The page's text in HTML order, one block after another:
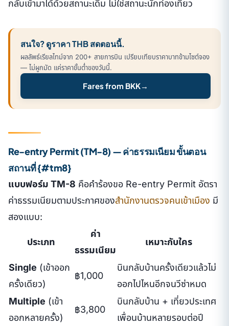
กลับเข้ามาได้ด้วยสถานะเดิม ไม่ใช่สถานะนักท่องเที่ยว
สนใจ? ดูราคา THB สดตอนนี้.
ผลลัพธ์เรียลไทม์จาก 200+ สายการบิน เปรียบเทียบราคาบาทข้ามไซต์จอง
— ไม่ผูกมัด แค่ราคาขั้นต่ำของวันนี้.
Fares from BKK→
Re-entry Permit (TM-8) — ค่าธรรมเนียม ขั้นตอน
สถานที่ {#tm8}
แบบฟอร์ม TM-8 คือคำร้องขอ Re-entry Permit อัตรา
ค่าธรรมเนียมตามประกาศของสำนักงานตรวจคนเข้าเมือง มี
สองแบบ:
ประเภท
ค่า
ธรรมเนียม
เหมาะกับใคร
Single (เข้าออก
ครั้งเดียว)
฿1,000
บินกลับบ้านครั้งเดียวแล้วไม่
ออกไปไหนอีกจนวีซ่าหมด
Multiple (เข้า
ออกหลายครั้ง)
฿3,800
บินกลับบ้าน + เที่ยวประเทศ
เพื่อนบ้านหลายรอบต่อปี